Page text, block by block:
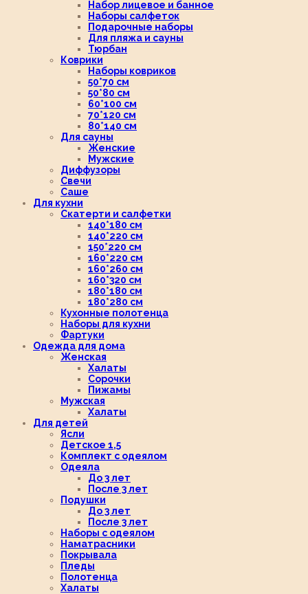
Набор лицевое и банное
Наборы салфеток
Подарочные наборы
Для пляжа и сауны
Тюрбан
Коврики
Наборы ковриков
50*70 см
50*80 см
60*100 см
70*120 см
80*140 см
Для сауны
Женские
Мужские
Диффузоры
Свечи
Саше
Для кухни
Скатерти и салфетки
140*180 см
140*220 см
150*220 см
160*220 см
160*260 см
160*320 см
180*180 см
180*280 см
Кухонные полотенца
Наборы для кухни
Фартуки
Одежда для дома
Женская
Халаты
Сорочки
Пижамы
Мужская
Халаты
Для детей
Ясли
Детское 1,5
Комплект с одеялом
Одеяла
До 3 лет
После 3 лет
Подушки
До 3 лет
После 3 лет
Наборы с одеялом
Наматрасники
Покрывала
Пледы
Полотенца
Халаты